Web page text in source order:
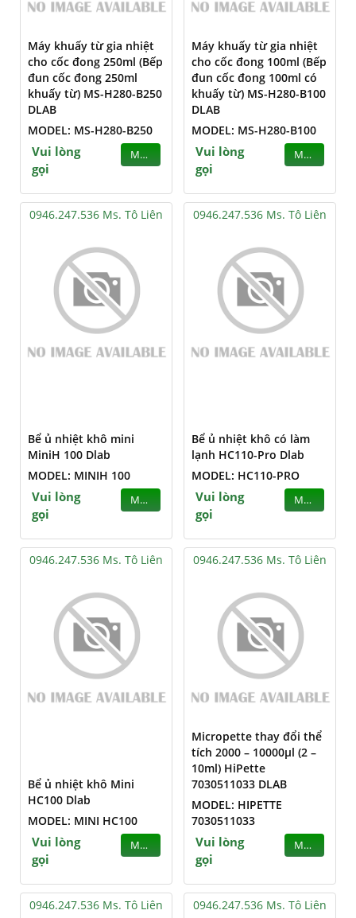
Máy khuấy từ gia nhiệt
cho cốc đong 250ml (Bếp
đun cốc đong 250ml
khuấy từ) MS-H280-B250
DLAB
MODEL: MS-H280-B250
Vui lòng
gọi
MUA
Máy khuấy từ gia nhiệt
cho cốc đong 100ml (Bếp
đun cốc đong 100ml có
khuấy từ) MS-H280-B100
DLAB
MODEL: MS-H280-B100
Vui lòng
gọi
MUA
0946.247.536 Ms. Tô Liên
Bể ủ nhiệt khô mini
MiniH 100 Dlab
MODEL: MINIH 100
Vui lòng
gọi
MUA
0946.247.536 Ms. Tô Liên
Bể ủ nhiệt khô có làm
lạnh HC110-Pro Dlab
MODEL: HC110-PRO
Vui lòng
gọi
MUA
0946.247.536 Ms. Tô Liên
Bể ủ nhiệt khô Mini
HC100 Dlab
MODEL: MINI HC100
Vui lòng
gọi
MUA
0946.247.536 Ms. Tô Liên
Micropette thay đổi thể
tích 2000 – 10000µl (2 –
10ml) HiPette
7030511033 DLAB
MODEL: HIPETTE
7030511033
Vui lòng
gọi
MUA
0946.247.536 Ms. Tô Liên 0946.247.536 Ms. Tô Liên